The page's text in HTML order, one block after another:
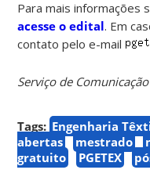
Para mais informações
acesse o edital. Em
contato pelo e-mail
Serviço de
Tags: Engenharia
abertas
mestrado
gratuito
PGETEX